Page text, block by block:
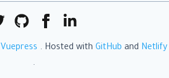
Vuepress . Hosted with GitHub and Netlify
.